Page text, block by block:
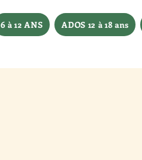
6 à 12 ANS ADOS 12 à 18 ans